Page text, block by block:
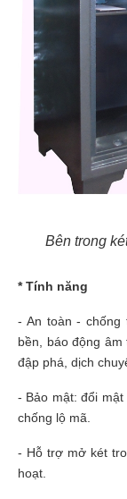
Bên trong
* Tính năng
- An toàn - chống
bền, báo động
đập phá, dịch
- Bảo mật: đổi
chống lộ mã.
- Hỗ trợ mở két
hoạt.